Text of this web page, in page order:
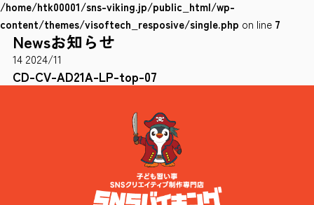
0120-78-8169
［受付時間］ 9：00～18：00 ※土・日・祝祭日・年末年始は除く
お問い合わせはこちら
/home/htk00001/sns-viking.jp/public_html/wp-
content/themes/visoftech_resposive/single.php on line 7
Newsお知らせ
14 2024/11
CD-CV-AD21A-LP-top-07